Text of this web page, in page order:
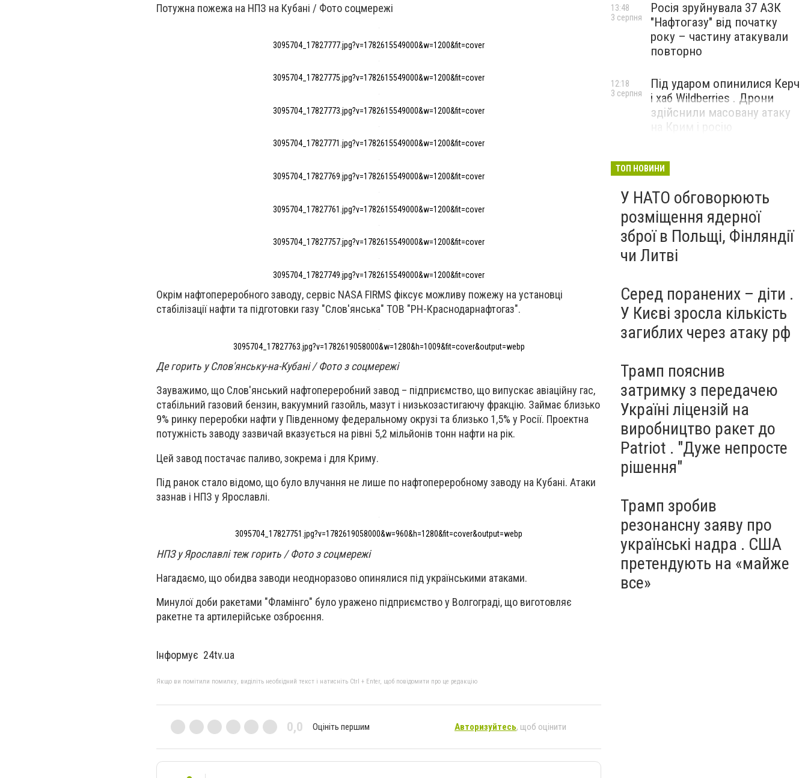
Потужна пожежа на НПЗ на Кубані / Фото соцмережі
3095704_17827777.jpg?v=1782615549000&w=1200&fit=cover
3095704_17827775.jpg?v=1782615549000&w=1200&fit=cover
3095704_17827773.jpg?v=1782615549000&w=1200&fit=cover
3095704_17827771.jpg?v=1782615549000&w=1200&fit=cover
3095704_17827769.jpg?v=1782615549000&w=1200&fit=cover
3095704_17827761.jpg?v=1782615549000&w=1200&fit=cover
3095704_17827757.jpg?v=1782615549000&w=1200&fit=cover
3095704_17827749.jpg?v=1782615549000&w=1200&fit=cover
Окрім нафтопереробного заводу, сервіс NASA FIRMS фіксує можливу пожежу на установці
стабілізації нафти та підготовки газу "Слов'янська" ТОВ "РН-Краснодарнафтогаз".
3095704_17827763.jpg?v=1782619058000&w=1280&h=1009&fit=cover&output=webp
Де горить у Слов'янську-на-Кубані / Фото з соцмережі
Зауважимо, що Слов'янський нафтопереробний завод – підприємство, що випускає авіаційну гас,
стабільний газовий бензин, вакуумний газойль, мазут і низькозастигаючу фракцію. Займає близько
9% ринку переробки нафти у Південному федеральному окрузі та близько 1,5% у Росії. Проектна
потужність заводу зазвичай вказується на рівні 5,2 мільйонів тонн нафти на рік.
Цей завод постачає паливо, зокрема і для Криму.
Під ранок стало відомо, що було влучання не лише по нафтопереробному заводу на Кубані. Атаки
зазнав і НПЗ у Ярославлі.
3095704_17827751.jpg?v=1782619058000&w=960&h=1280&fit=cover&output=webp
НПЗ у Ярославлі теж горить / Фото з соцмережі
Нагадаємо, що обидва заводи неодноразово опинялися під українськими атаками.
Минулої доби ракетами "Фламінго" було уражено підприємство у Волгограді, що виготовляє
ракетне та артилерійське озброєння.
Інформує 24tv.ua
Якщо ви помітили помилку, виділіть необхідний текст і натисніть Ctrl + Enter, щоб повідомити про це редакцію
0,0 Оцініть першим Авторизуйтесь, щоб оцінити
Росія зруйнувала 37 АЗК
"Нафтогазу" від початку
року – частину атакували
повторно
13:48
3 серпня
Під ударом опинилися Керч
і хаб Wildberries . Дрони
здійснили масовану атаку
на Крим і росію
12:18
3 серпня
ТОП НОВИНИ
У НАТО обговорюють
розміщення ядерної
зброї в Польщі, Фінляндії
чи Литві
Серед поранених – діти .
У Києві зросла кількість
загиблих через атаку рф
Трамп пояснив
затримку з передачею
Україні ліцензій на
виробництво ракет до
Patriot . "Дуже непросте
рішення"
Трамп зробив
резонансну заяву про
українські надра . США
претендують на «майже
все»